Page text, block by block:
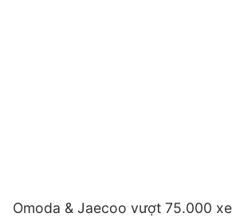
Omoda & Jaecoo vượt 75.000